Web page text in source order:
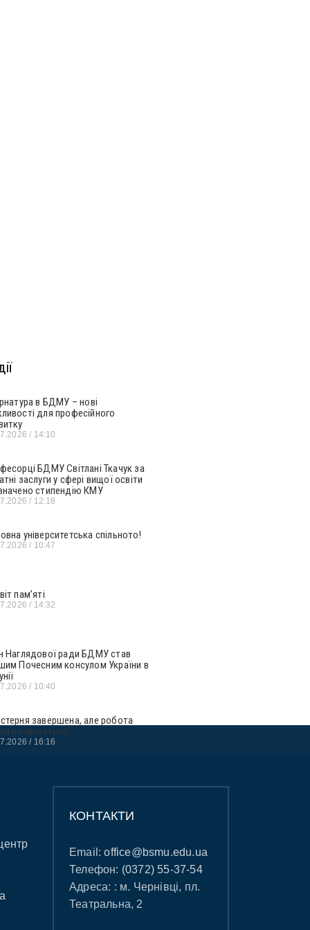
в БДМУ – нові
для професійного
14:10
БДМУ Світлані Ткачук за
заслуги у сфері вищої освіти
стипендію КМУ
12:18
університетська спільното!
10:47
пам’яті
14:32
Наглядової ради БДМУ став
Почесним консулом України в
10:40
завершена, але робота
починається!
16:16
КОНТАКТИ
Email:office@bsmu.edu.ua
Телефон: (0372) 55-37-54
Адреса: : м. Чернівці, пл.
Театральна, 2